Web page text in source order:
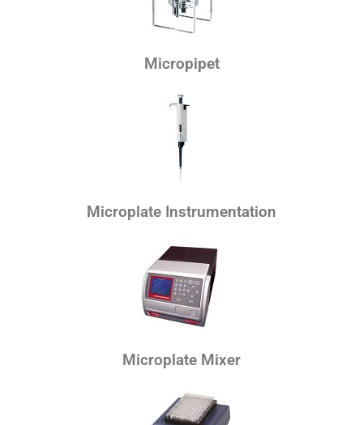
Micropipet
Microplate Instrumentation
Microplate Mixer